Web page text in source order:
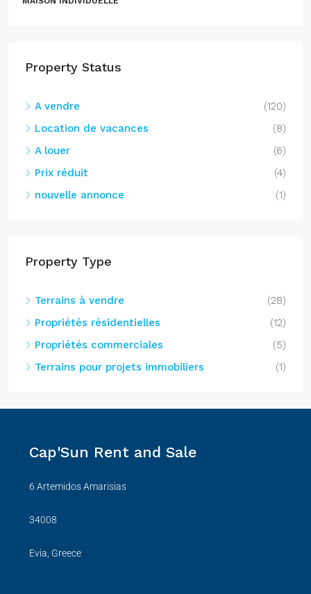
Property Status
A vendre
(120)
Location de vacances
(8)
A louer
(6)
Prix réduit
(4)
nouvelle annonce
(1)
Property Type
Terrains à vendre
(28)
Propriétés résidentielles
(12)
Propriétés commerciales
(5)
Terrains pour projets immobiliers
(1)
Cap'Sun Rent and Sale
6 Artemidos Amarisias
34008
Evia, Greece